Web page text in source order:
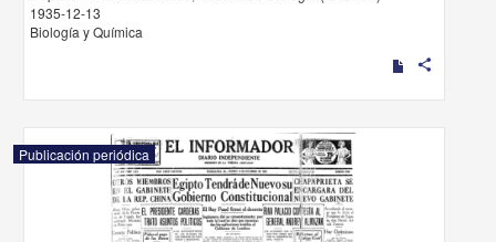
1935-12-13
Biología y Química
share
Publicación periódica